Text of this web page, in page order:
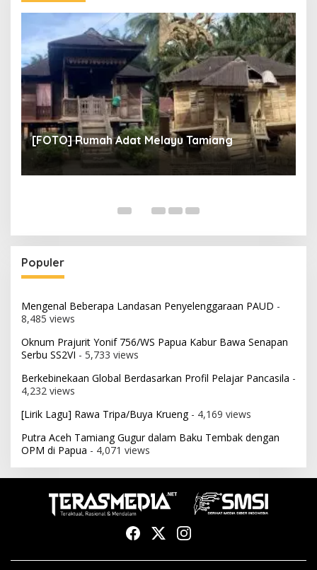
[FOTO] Rumah Adat Melayu Tamiang
Populer
Mengenal Beberapa Landasan Penyelenggaraan PAUD -
8,485 views
Oknum Prajurit Yonif 756/WS Papua Kabur Bawa Senapan
Serbu SS2VI - 5,733 views
Berkebinekaan Global Berdasarkan Profil Pelajar Pancasila -
4,232 views
[Lirik Lagu] Rawa Tripa/Buya Krueng- 4,169 views
Putra Aceh Tamiang Gugur dalam Baku Tembak dengan
OPM di Papua - 4,071 views